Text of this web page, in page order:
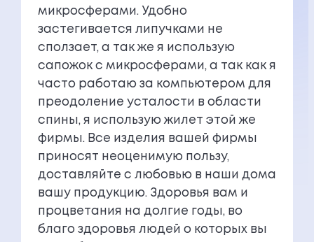
микросферами. Удобно
застегивается липучками не
сползает, а так же я использую
сапожок с микросферами, а так как я
часто работаю за компьютером для
преодоление усталости в области
спины, я использую жилет этой же
фирмы. Все изделия вашей фирмы
приносят неоценимую пользу,
доставляйте с любовью в наши дома
вашу продукцию. Здоровья вам и
процветания на долгие годы, во
благо здоровья людей о которых вы